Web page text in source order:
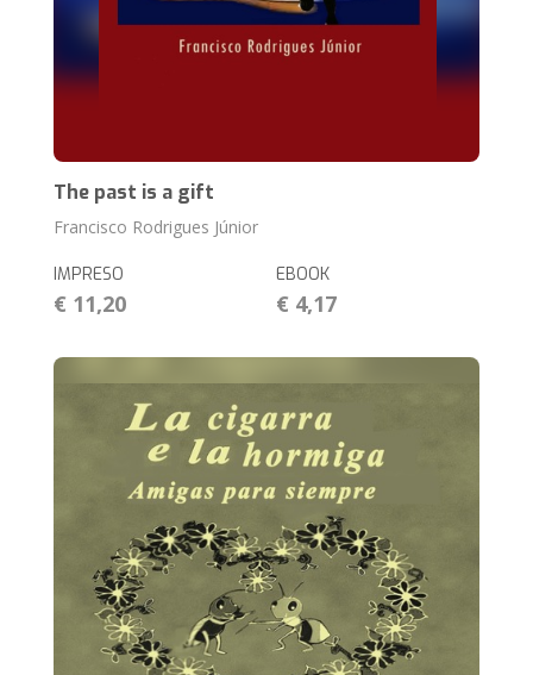
The past is a gift
Francisco Rodrigues Júnior
IMPRESO
€ 11,20
EBOOK
€ 4,17